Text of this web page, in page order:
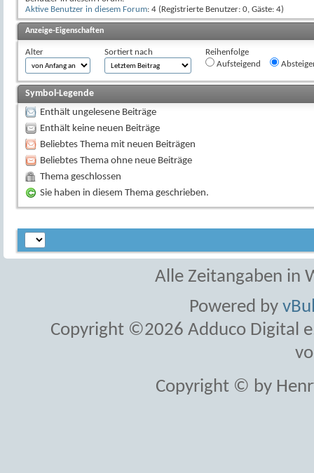
Aktive Benutzer in diesem Forum: 4 (Registrierte Benutzer: 0, Gäste: 4)
Anzeige-Eigenschaften
Alter Sortiert nach
Reihenfolge
Aufsteigend
Symbol-Legende
Enthält ungelesene Beiträge
Enthält keine neuen Beiträge
Beliebtes Thema mit neuen Beiträgen
Beliebtes Thema ohne neue Beiträge
Thema geschlossen
Sie haben in diesem Thema geschrieben.
Alle Zeitangaben in
Powered by
Copyright ©2026 Adduco Digital
Copyright © by